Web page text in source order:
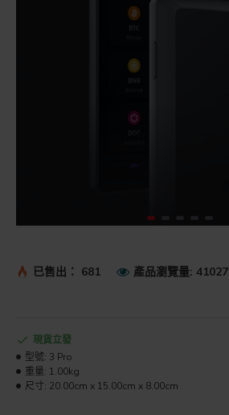
已售出： 681 產品瀏覽量: 41027
現貨立發
型號: 3 Pro
重量: 1.00kg
尺寸: 20.00cm x 15.00cm x 8.00cm